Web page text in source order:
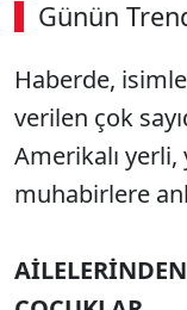
Günün
Haberde,
verilen çok
Amerikalı yerli,
muhabirlere